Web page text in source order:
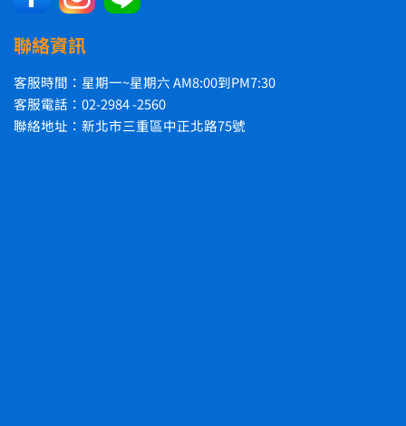
聯絡資訊
客服時間：星期一~星期六 AM8:00到PM7:30
客服電話：02-2984 -2560
聯絡地址：新北市三重區中正北路75號